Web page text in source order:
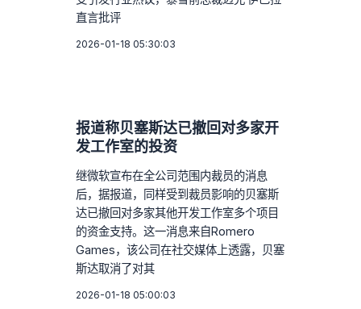
直言批评
2026-01-18 05:30:03
报道称贝塞斯达已撤回对多家开
发工作室的投资
继微软宣布在全公司范围内裁员的消息
后，据报道，同样受到裁员影响的贝塞斯
达已撤回对多家其他开发工作室多个项目
的资金支持。这一消息来自Romero
Games，该公司在社交媒体上透露，贝塞
斯达取消了对其
2026-01-18 05:00:03